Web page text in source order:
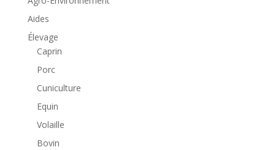
Aides
Élevage
Caprin
Porc
Cuniculture
Equin
Volaille
Bovin